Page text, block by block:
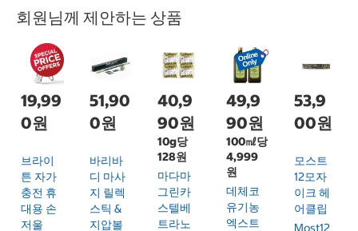
회원님께 제안하는 상품
19,99
0원
브라이
튼 자가
충전 휴
대용 손
저울
51,90
0원
바리바
디 마사
지 릴렉
스틱 &
지압볼
40,9
90원
10g당
128원
마다마
그린카
스텔베
트라노
49,9
90원
100㎖당
4,999
원
데체코
유기농
엑스트
53,9
00원
모스트
12모자
이크 헤
어클립
Most12